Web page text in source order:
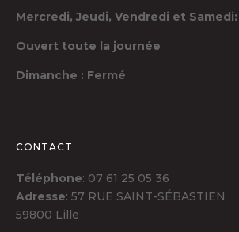
Mercredi, Jeudi, Vendredi et Samedi:
Ouvert toute la journée
Dimanche : Fermé
CONTACT
Téléphone: 07 61 25 05 36
Adresse: 57 RUE SAINT-SÉBASTIEN
59800 Lille